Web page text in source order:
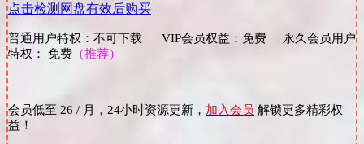
点击检测网盘有效后购买
普通用户特权：不可下载 VIP会员权益：免费 永久会员用户
特权： 免费 （推荐）
会员低至 26 / 月，24小时资源更新， 加入会员 解锁更多精彩权
益！